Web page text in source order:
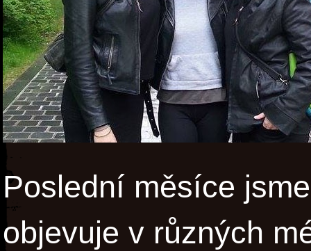
Poslední měsíce
objevuje v různých